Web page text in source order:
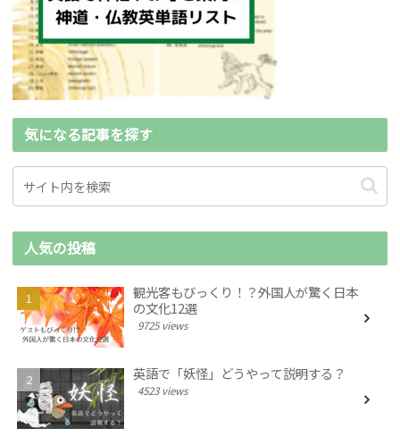
気になる記事を探す
人気の投稿
観光客もびっくり！？外国人が驚く日本
の文化12選
9725 views
英語で「妖怪」どうやって説明する？
4523 views